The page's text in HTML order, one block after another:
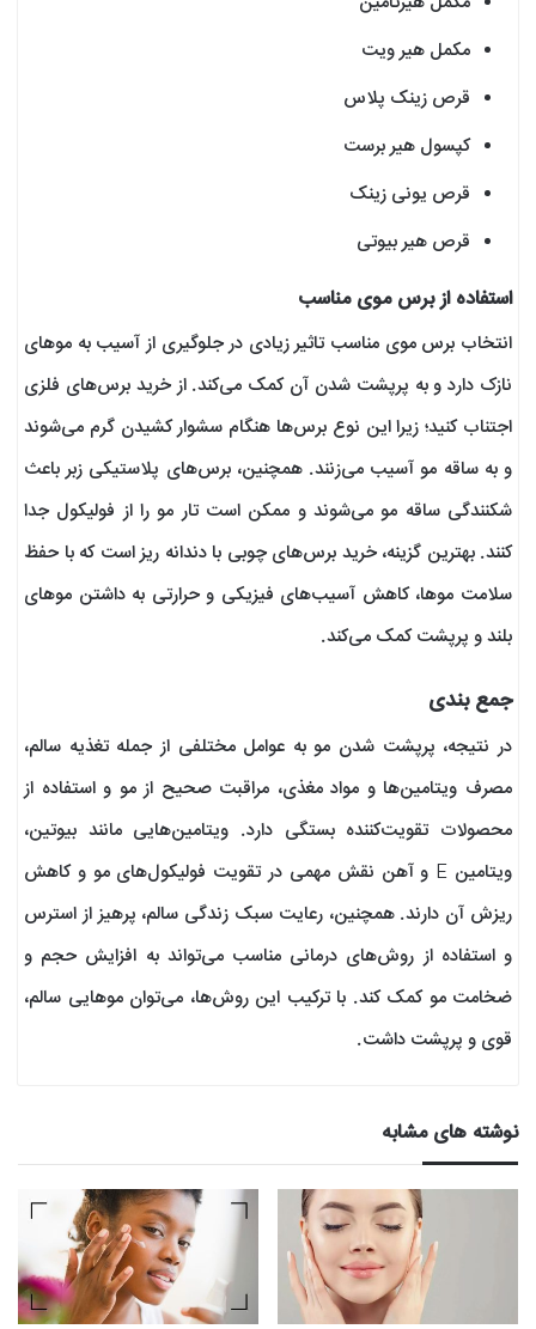
مکمل هیر ویت
قرص زینک پلاس
کپسول هیر برست
قرص یونی زینک
قرص هیر بیوتی
استفاده از برس موی مناسب
انتخاب برس موی مناسب تاثیر زیادی در جلوگیری از آسیب به موهای
نازک دارد و به پرپشت شدن آن کمک می‌کند. از خرید برس‌های فلزی
اجتناب کنید؛ زیرا این نوع برس‌ها هنگام سشوار کشیدن گرم می‌شوند
و به ساقه مو آسیب می‌زنند. همچنین، برس‌های پلاستیکی زبر باعث
شکنندگی ساقه مو می‌شوند و ممکن است تار مو را از فولیکول جدا
کنند. بهترین گزینه، خرید برس‌های چوبی با دندانه ریز است که با حفظ
سلامت موها، کاهش آسیب‌های فیزیکی و حرارتی به داشتن موهای
بلند و پرپشت کمک می‌کند.
جمع بندی
در نتیجه، پرپشت شدن مو به عوامل مختلفی از جمله تغذیه سالم،
مصرف ویتامین‌ها و مواد مغذی، مراقبت صحیح از مو و استفاده از
محصولات تقویت‌کننده بستگی دارد. ویتامین‌هایی مانند بیوتین،
ویتامین E و آهن نقش مهمی در تقویت فولیکول‌های مو و کاهش
ریزش آن دارند. همچنین، رعایت سبک زندگی سالم، پرهیز از استرس
و استفاده از روش‌های درمانی مناسب می‌تواند به افزایش حجم و
ضخامت مو کمک کند. با ترکیب این روش‌ها، می‌توان موهایی سالم،
قوی و پرپشت داشت.
نوشته های مشابه